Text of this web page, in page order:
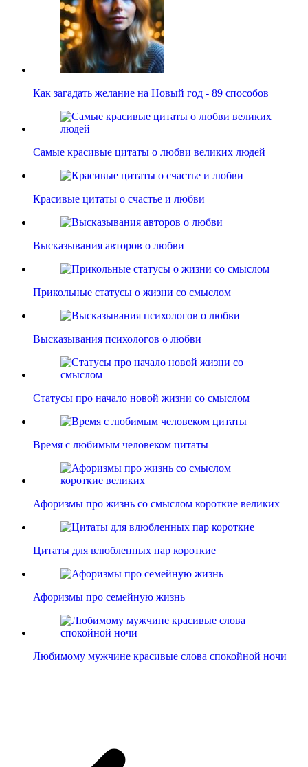
Как загадать желание на Новый год - 89 способов
Самые красивые цитаты о любви великих людей
Красивые цитаты о счастье и любви
Высказывания авторов о любви
Прикольные статусы о жизни со смыслом
Высказывания психологов о любви
Статусы про начало новой жизни со смыслом
Время с любимым человеком цитаты
Афоризмы про жизнь со смыслом короткие великих
Цитаты для влюбленных пар короткие
Афоризмы про семейную жизнь
Любимому мужчине красивые слова спокойной ночи